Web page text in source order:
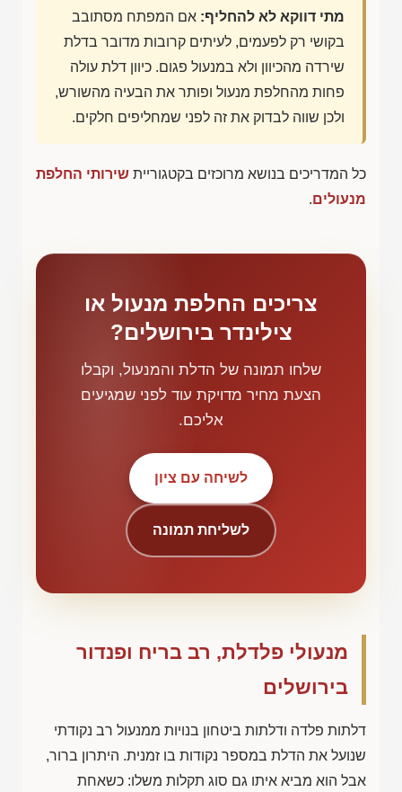
מתי דווקא לא להחליף: אם המפתח מסתובב
בקושי רק לפעמים, לעיתים קרובות מדובר בדלת
שירדה מהכיוון ולא במנעול פגום. כיוון דלת עולה
פחות מהחלפת מנעול ופותר את הבעיה מהשורש,
ולכן שווה לבדוק את זה לפני שמחליפים חלקים.
כל המדריכים בנושא מרוכזים בקטגוריית שירותי החלפת
מנעולים.
צריכים החלפת מנעול או
צילינדר בירושלים?
שלחו תמונה של הדלת והמנעול, וקבלו
הצעת מחיר מדויקת עוד לפני שמגיעים
אליכם.
לשיחה עם ציון
לשליחת תמונה
מנעולי פלדלת, רב בריח ופנדור
בירושלים
דלתות פלדה ודלתות ביטחון בנויות ממנעול רב נקודתי
שנועל את הדלת במספר נקודות בו זמנית. היתרון ברור,
אבל הוא מביא איתו גם סוג תקלות משלו: כשאחת